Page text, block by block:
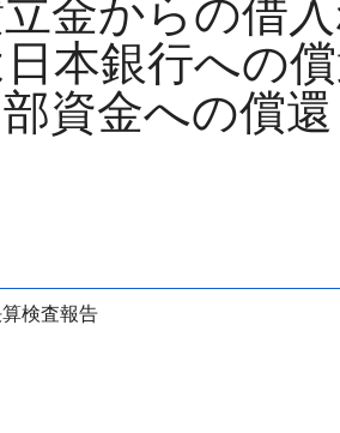
金からの借
本銀行への
資金への償
検査報告